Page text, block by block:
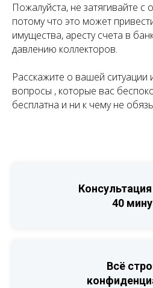
Пожалуйста, не затягивайте
потому что это может
имущества, аресту счета в
давлению коллекторов.
Расскажите о вашей ситуации
вопросы , которые вас
бесплатна и ни к чему не
40
Всё